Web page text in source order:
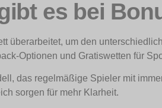
es bei
überarbeitet, um den
Optionen und Gratiswetten für
das regelmäßige Spieler mit
sorgen für mehr Klarheit.